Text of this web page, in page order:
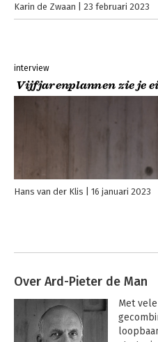
Karin de Zwaan 23 februari 2023
interview
Vijfjarenplannen zie je
Hans van der Klis 16 januari 2023
Over Ard-Pieter de Man
Met